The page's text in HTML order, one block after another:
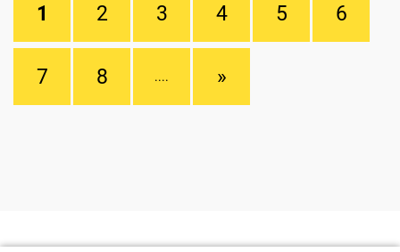
1 2 3 4 5 6
7 8 .... »